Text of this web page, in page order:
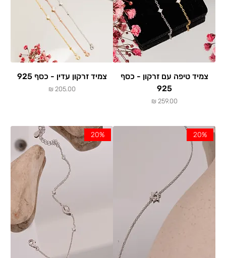
צמיד טיפה עם זרקון - כסף
925
מחיר
צמיד זרקון עדין - כסף 925
מחיר
20%
20%